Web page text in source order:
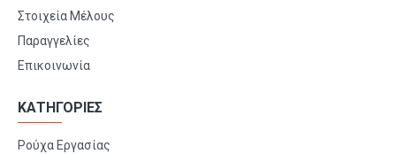
Στοιχεία Μέλους
Παραγγελίες
Επικοινωνία
ΚΑΤΗΓΟΡΙΕΣ
Ρούχα Εργασίας